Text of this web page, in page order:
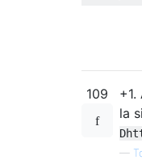
109
la
—